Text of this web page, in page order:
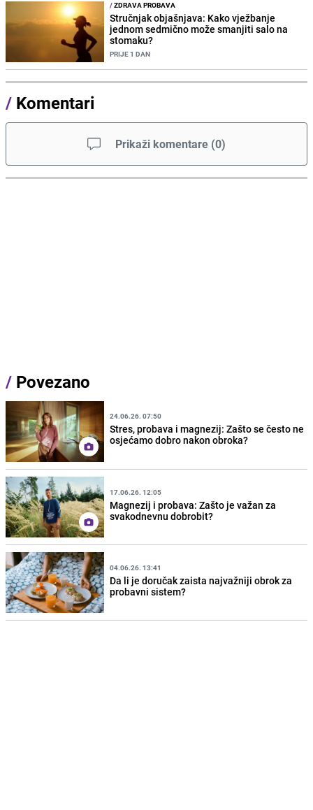
/ZDRAVA PROBAVA
Stručnjak objašnjava: Kako vježbanje
jednom sedmično može smanjiti salo na
stomaku?
PRIJE 1 DAN
/ Komentari
Prikaži komentare (0)
/ Povezano
24.06.26. 07:50
Stres, probava i magnezij: Zašto se često ne
osjećamo dobro nakon obroka?
17.06.26. 12:05
Magnezij i probava: Zašto je važan za
svakodnevnu dobrobit?
04.06.26. 13:41
Da li je doručak zaista najvažniji obrok za
probavni sistem?